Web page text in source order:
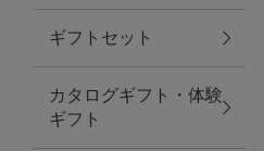
ウエア＆バッグ
ウエア
ギフトセット
カタログギフト・体験
ギフト